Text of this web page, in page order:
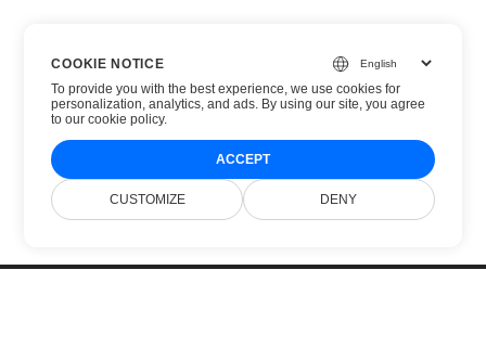
COOKIE NOTICE
To provide you with the best experience, we use cookies for
personalization, analytics, and ads. By using our site, you agree
toour cookie policy.
ACCEPT
CUSTOMIZE DENY